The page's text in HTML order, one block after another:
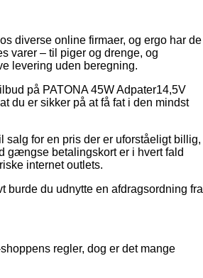
diverse online firmaer, og ergo har de
varer – til piger og drenge, og
levering uden beregning.
på PATONA 45W Adpater14,5V
du er sikker på at få fat i den mindst
for en pris der er uforståeligt billig,
gængse betalingskort er i hvert fald
internet outlets.
burde du udnytte en afdragsordning fra
regler, dog er det mange